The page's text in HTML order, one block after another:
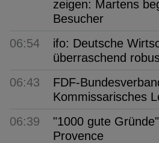
zeigen: Martens
Besucher
06:54
ifo: Deutsche
überraschend
06:43
FDF-
Kommissarisches
06:39
"1000 gute
Provence